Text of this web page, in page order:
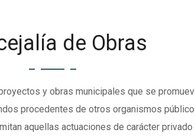
de Obras
y obras municipales que se
procedentes de otros organismos
aquellas actuaciones de carácter